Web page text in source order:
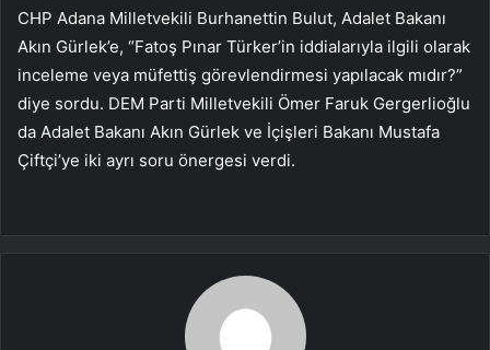
CHP Adana Milletvekili Burhanettin Bulut, Adalet Bakanı
Akın Gürlek’e, “Fatoş Pınar Türker’in iddialarıyla ilgili olarak
inceleme veya müfettiş görevlendirmesi yapılacak mıdır?”
diye sordu. DEM Parti Milletvekili Ömer Faruk Gergerlioğlu
da Adalet Bakanı Akın Gürlek ve İçişleri Bakanı Mustafa
Çiftçi’ye iki ayrı soru önergesi verdi.